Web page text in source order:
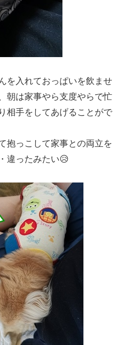
を入れておっぱいを飲ませ
朝は家事やら支度やらで忙
相手をしてあげることがで
抱っこして家事との両立を
違ったみたい😥